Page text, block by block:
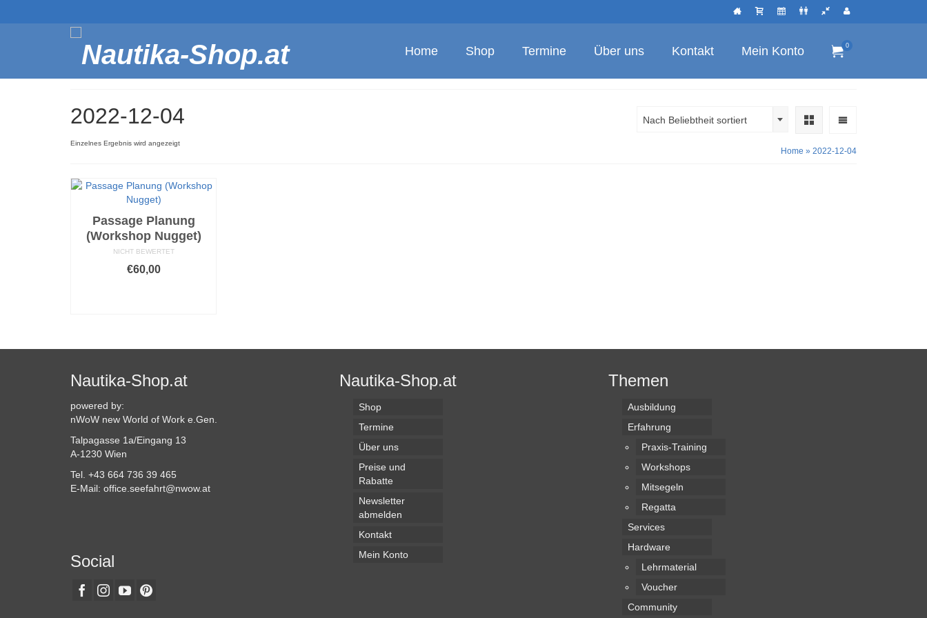
Home Shop Termine Über uns Kontakt Mein Konto 0
2022-12-04
Einzelnes Ergebnis wird angezeigt
Nach Beliebtheit sortiert
Home » 2022-12-04
Passage Planung
(Workshop Nugget)
NICHT BEWERTET
€60,00
weist
Varianten
auf.
Optionen
auf
Produktseite
gewählt
Nautika-Shop.at
powered by:
nWoW new World of Work e.Gen.
Talpagasse 1a/Eingang 13
A-1230 Wien
Tel. +43 664 736 39 465
E-Mail: office.seefahrt@nwow.at
Social
Nautika-Shop.at
Shop
Termine
Über uns
Preise und
Rabatte
Newsletter
abmelden
Kontakt
Mein Konto
Themen
Ausbildung
Erfahrung
Praxis-Training
Workshops
Mitsegeln
Regatta
Services
Hardware
Lehrmaterial
Voucher
Community